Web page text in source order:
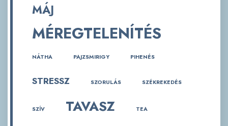
MÁJ
MÉREGTELENÍTÉS
NÁTHA PAJZSMIRIGY PIHENÉS
STRESSZ SZORULÁS SZÉKREKEDÉS
SZÍV TAVASZ TEA